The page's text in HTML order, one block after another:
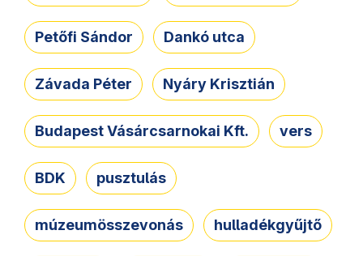
Petőfi Sándor Dankó utca
Závada Péter Nyáry Krisztián
Budapest Vásárcsarnokai Kft. vers
BDK pusztulás
múzeumösszevonás hulladékgyűjtő